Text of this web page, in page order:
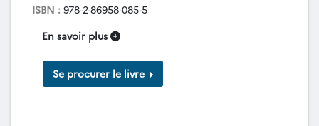
ISBN : 978-2-86958-085-5
En savoir plus
Se procurer le livre